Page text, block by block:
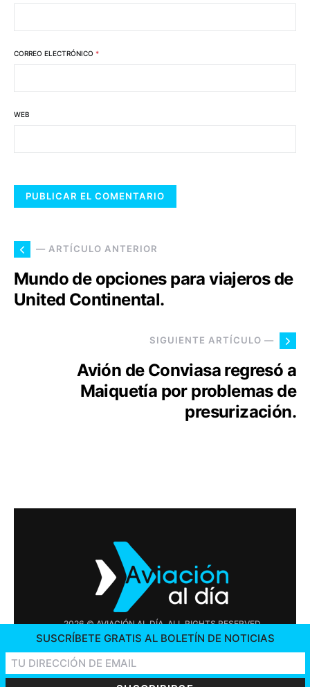
CORREO ELECTRÓNICO *
WEB
— ARTÍCULO ANTERIOR
Mundo de opciones para viajeros de
United Continental.
SIGUIENTE ARTÍCULO —
Avión de Conviasa regresó a
Maiquetía por problemas de
presurización.
2026 © AVIACIÓN AL DÍA. ALL RIGHTS RESERVED
OFERTAS DE TRABAJO
SUSCRÍBETE GRATIS AL BOLETÍN DE NOTICIAS